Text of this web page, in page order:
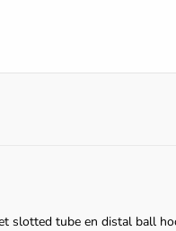
slotted tube en distal ball